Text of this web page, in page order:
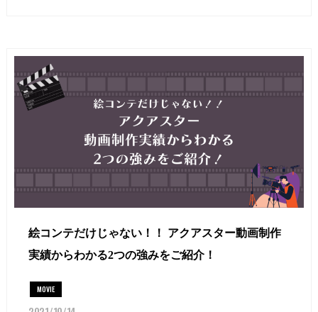
絵コンテだけじゃない！！ アクアスター動画制作
実績からわかる2つの強みをご紹介！
MOVIE